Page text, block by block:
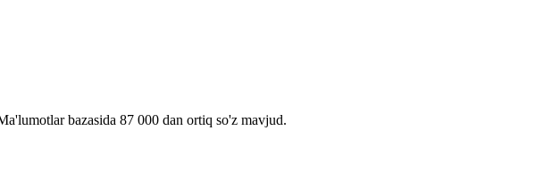
bazasida 87 000 dan ortiq so'z mavjud.